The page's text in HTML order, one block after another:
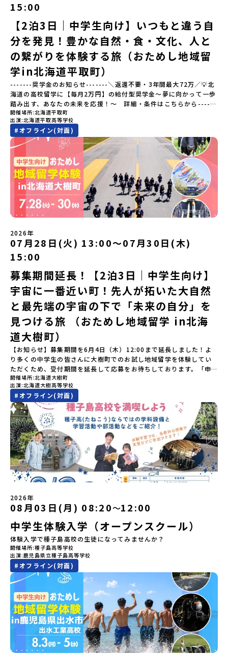
い。👉 【LINE登録はこちら】
棚田（たなだ）」や「名水百選」や「水源の森百選」に選ばれた
「竜門峡（りゅうもんきょう）」など、思わず立ち止まりたくなる
ような自然も広がり、歴史・文化・自然が重なり合う、“本物”に出
会える場所です。そんな歴史・文化が豊かな佐賀県有田町で実際に
町を歩きながら学ぶフィールドワークをしたり、有田焼づくりに関
わる職人、町で暮らすプロデザイナー、地元の高校で学ぶ生徒など
と交流しながら「伝統的なものづくり」や「未来のデザイン」を一
緒に探求できます。ただ体験するだけじゃなくて、 “どうしてこの形
なんだろう？” “自分だったらどんなデザインにする？” そんなふう
に考える時間も、このプログラムの大切なポイントです。ここで出
会う人や体験が、自分の「好き」や「未来」につながるかもしれま
せん。この町でしかできない、ちょっと特別な体験を、ぜひ楽しん
でみませんか？体験のおすすめポイント体験プログラム内容（予
定）＜１日目＞（PM）「オリエンテーション・自己紹介ワーク」
「有田工業高校見学」 -陶芸技術をまなぶ！「セラミック科」のま
なび場を体験 -デザインセンスをまなぶ！「デザイン科」のまなび
場を体験「フィールドワーク」 -有田の歴史ある名所巡り -有田
の歴史的な町並みを体感する「有田焼絵付けアクティビティ」 -職
人さんからまなぶ！有田焼伝統の「絵付け」体験ワークショップ
（協力：clay studio）「みんなで楽しもう！BBQ」 -BBQづく
り -仲間や地元の高校生、町の大人たちと交流・対話＜２日目＞
（AM）「1日目の振り返り」「ワークショップ」 -ゲスト講師によ
（PM）「ランチ/お土産タイム」解散※天候の状況や参加人数によ
ってプログラムを変更する場合がございます。参加概要【開催場
所】佐賀県 有田町（ありたちょう）【実施日程】7月4日（土）〜7
月5日（日）※参加が確定した方には6月5日（金） 18:30～20:00に
「参加者向け事前オンライン研修」をご案内する予定です。必ず参
加をお願いします。【集合場所・時間】7月4日(土) 12：00 JR有田
駅※12：00までにJR有田駅に到着する便で手配ください。【解散場
所・時間】7月5日(日) 13：00頃 JR有田駅【対象】中学2年生、中
学3年生【宿泊先】ありこや（佐賀県西松浦郡有田町）※地域みらい
留学生が活用している宿泊施設（シェアハウス）です。※1室1名で
宿泊いただく予定です。 【旅行代金】無料※旅行代金に含まれる費
用のうち、以下の内容が無料となります：・宿泊費（1泊分）・プロ
グラム内のアクティビティ・体験費用・一部の食事代*以下の費用は
参加者のご負担となります・集合場所までの往復交通費・お土産代
や自由時間の個人飲食費などの個人的費用【募集人数】最大5名（お
申し込み多数の場合は抽選の上決定）【参加者決定】お申し込み多
数の場合は、締め切り後1週間を目途に当落結果をご連絡いたしま
す。【申し込み受付期間】5月7日(木)12：00 から 5月21日(木)
12：00まで疑問も不安もワクワクに変える！「おためし地域留学」
ステップアップ説明会プログラムの内容を詳しく知りたい方や、お
申し込みを迷われている方向けにZoomでのオンライン配信を行い
ます。知りたい情報のレベルに合わせて、以下の2つのステップをご
活用ください。【STEP 1】全体オンライン説明会〜まずは「おため
し地域留学」を知りたい方へ〜日本全国20以上の地域から選んで参
加できる「おためし地域留学」の全体像や魅力について、説明会を
開催しました。中学生一人での参加にあたり、保護者様が特に気に
なる「安全面」や「事務局のサポート体制」についても詳しく解説
しています。ぜひ、ご自宅からお気軽にご視聴ください。▶︎ [アーカ
イブ動画を視聴する]YouTube：
https://youtu.be/Yt8nd04aNgA?
si=e5erbspvwz5O8_uF【STEP 2】有田町プログラム説明会〜
「有田町」の内容を具体的に深掘りしたい方へ〜全体説明を聞いた
うえで、「有田町では具体的に何をするの？」「どんな町なの？」
という疑問にお答えする説明会です。有田町ならではの豊かな文化
や、2泊3日のプログラムの中身をたっぷりとお伝えします。日
時： 5月11日(月) 19：00〜19：40内 容： 有田町ってどんなとこ
ろ？、プログラム詳細解説、質疑応答お申し込み：https://c-
mirai.jp/events/068058お気軽にどうぞ！「はじめての一人旅だ
けど大丈夫？」「どんな体験ができるの？」そんな保護者様の不安
や、中学生のみなさんの素朴な疑問にスタッフが直接お答えしま
す。チャットでの質問も可能ですので、ぜひご自宅からリラックス
してご参加ください。▼お申し込み前に必ずご確認ください・参加
規約への同意プログラムへの参加申し込みいただく前に、「お申し
込みに関する各規約」への同意が必須となります。ご確認くださ
15:00
【2泊3日｜中学生向け】いつもと違う自
分を発見！豊かな自然・食・文化、人と
の繋がりを体験する旅（おためし地域留
学in北海道平取町）
-------奨学金のお知らせ-------＼返還不要・3年間最大72万／💡北
海道の高校留学に【毎月2万円】の給付型奨学金～夢に向かって一歩
踏み出す、あなたの未来を応援！～ 詳細・条件はこちらから------
---------------------------＜体験費・宿泊費が無料＞累計3,000万
部以上販売された大人気マンガ「ゴールデンカムイ」の実写版映画
に登場する町！北海道の「アイヌ文化継承の地」で自然や食を体験
してみませんか？「地元以外の地域の暮らしが気になる。いつか留
学してみたい！」「アイヌ文化の歴史や、マンガに登場する世界を
自分の手で探求したい！」「自然が好きでもっと触れてあそびた
い！」そんな中学生のみなさんにおすすめ！「おためし地域留学体
験」は、日本全国約200の高校と連携し、地域の枠を超えて学校生活
を送る「地域みらい留学」をプチ体験できるプログラムです。はじ
めてのひとり旅でも安心！現地でもスタッフがしっかりとサポート
いたします。今回のフィールドは「北海道平取町（びらとりちょ
う）」北海道の南に位置する平取町（びらとりちょう）。壮大な自
然と「アイヌ文化」が継承されている町として広く知られていま
す。町名の「平取（びらとり）」は、アイヌ語「ピラ・ウトゥル」
（崖の間を意味）という言葉から名付けられました。見上げるほど
大きな山々が連なる「幌尻岳（ぽろしりだけ）」の景色は絶景！日
本一の広さを誇る「すずらん」が咲く花畑や、和牛がのんびりと過
ごす放牧地。日本一の清流に選ばれたこともある、ヤマメやニジマ
スが泳ぐ「沙流川（さるがわ）」。他の地域では見ることのできな
い圧倒的スケールの自然を味わうことができます。さらに、源義経
（みなもとのよしつね）とも縁が深いとされている地域で、義経を
祀った神社や公園などが存在し、アイヌ民族と日本の歴史を交差す
る瞬間を肌で体感できる町です。北の大地で育まれた「アイヌ文
化」とは？「アイヌ」の文化は北海道を中心とした北部周辺で、先
住民族である「アイヌ民族」によって大切に育まれてきた文化で
す。日本語とは異なる響きを持つ「アイヌ語」や、自然界のあらゆ
る物に「魂」が宿ると考える「精神文化」、祭りや家庭での行事な
どに踊られる「古式舞踊」、独特の文様による刺繍（ししゅう）、
木彫り等の工芸など、ユニークな文化が存在します。アイヌ文化で
は、人間のまわりに存在する生き物や自然のチカラ、暮らしの道具
のうち、人間にとって大切な役割を持っているものを「カムイ」と
呼んでいます。いつも自分たちを見守ってくれているもの、例え
ば、身近な動植物や、暮らしに欠かせない火、水、風、そして雄大
な山や川などもすべて「カムイ」です。この文化と精神性をテーマ
にした大人気マンガ「ゴールデンカムイ」は、累計3000万部以上販
売され、2026年3月に映画の続編も公開されるなど注目を集めてい
ます。今回は、平取町の中でもアイヌ文化に触れることのできる
「二風谷（にぶたに）コタン」へ出発！アイヌの家や暮らし、食な
どを体感することができます。ぜひ現地で味わってみてください
生との特別な交流この旅の大きな魅力は、地元の「平取高校」の先
輩たちと過ごす時間です。 ただ校舎を眺める見学ではありません。
高校生が自ら企画したアクティビティを通じて、年の近い先輩たち
と本音で交流することができます。魅力的な大人たちと対話をしな
がら町の歴史や「生き方」を学ぶことができ、大充実の2泊3日にな
ること間違いなし！そんなユニークな魅力がたっぷりつまった北海
道平取町へ、人生の可能性をひらく特別な旅に出発しませんか？体
験のおすすめポイント体験プログラム内容（予定）＜1日目＞
（PM）「オリエンテーション・自己紹介ワーク」「高校生企画①-
遊び編-」 -平取高校生と仲を深める「びらとりの歴史・文化を知
る！アイヌ文化フィールドワーク」 -アイヌ文化博物館でアイヌ文
化を理解する -アイヌ伝統文化を感じるアクティビティ「1日を振
り返るーみんなで体験シェア」＜2日目＞（AM）「平取高校見学・
寮見学」 -平取高校の特徴を知る学校体験 -在校生との対話「高
校生企画②-町の紹介編-」 -ビンゴをしながら町を知ろう！（PM）
「自然と農を感じる！農業アクティビティ」 -平取特産の「びらと
開催場所 北海道平取町
出演 北海道平取高等学校
#オフライン(対面)
2026年
07月28日(火) 13:00〜07月30日(木)
15:00
募集期間延長！【2泊3日｜中学生向け】
宇宙に一番近い町！先人が拓いた大自然
と最先端の宇宙の下で「未来の自分」を
見つける旅 （おためし地域留学 in北海
道大樹町）
【お知らせ】募集期間を6月4日（木）12:00まで延長しました！よ
り多くの中学生の皆さんに大樹町でのお試し地域留学を体験してい
ただくため、受付期間を延長して応募をお待ちしております。「申
し込みのタイミングを逃してしまった」という方も、この機会にぜ
ひ一歩踏み出してみませんか？※都合により締め切りを早める場合
がございます。お早目にご応募ください！-------------------------
-------------------＼返還不要・3年間最大72万／💡北海道の高校留
学に【毎月2万円】の給付型奨学金～夢に向かって一歩踏み出す、あ
なたの未来を応援！～ 詳細・条件はこちらから------------------
--------------------------ーーーーーーーーーーーーーーーーーー
ーーーーーーーーーーーーーー＜体験費・宿泊費が無料！＞民間ロ
ケットの打ち上げ成功で話題になった町！ 北海道の「宇宙版シリコ
ンバレー」を目指す大樹町で、最先端テクノロジーとどこまでも続
く大自然を肌で感じてみませんか？「地元以外の地域の暮らしが気
になる。いつか留学してみたい！」「自分の進学や将来の可能性を
もっとひらきたい！ 」「自然が好きでもっと触れてあそびたい！」
そんな中学生のみなさんにおすすめ！「おためし地域留学体験」
は、日本全国約200の高校と連携し、地域の枠を超えて学校生活を送
る「地域みらい留学」をプチ体験できるプログラムです。はじめて
のひとり旅でも安心！現地でもスタッフがしっかりとサポートいた
します。今回のフィールドは「北海道 大樹町（たいきちょう）」北
海道の東部、十勝の南部に位置する大樹町（たいきちょう）。西に
日高山脈（ひだかさんみゃく）が連なり、東は太平洋に面した自然
豊かな町です。酪農を主体とした農業や漁業、林業が盛んであると
同時に、「宇宙に一番近い町」として航空宇宙産業の誘致を進める
ユニークな顔を持っています 。見上げるほど大きな山々が連なる
「日高山脈（ひだかさんみゃく）」の絶景！牛たちがのんびりと過
ごす放牧地や、海が見える珍しい温泉。日本一の清流に選ばれたこ
ともある「歴舟川（れきふねがわ）」。 他の地域では見ることので
きない圧倒的スケールの自然と、新しい産業が交差する瞬間を肌で
体感できる町です。北の大地で脈々と受け継がれる 「フロンティア
スピリッツ」を体感！ 「フロンティアスピリッツ（開拓者精神）」
開催場所 北海道大樹町
出演 北海道大樹高等学校
#オフライン(対面)
2026年
08月03日(月) 08:20〜12:00
中学生体験入学（オープンスクール）
体験入学で種子島高校の生徒になってみませんか？
開催場所 種子島高等学校
出演 鹿児島県立種子島高等学校
#オフライン(対面)